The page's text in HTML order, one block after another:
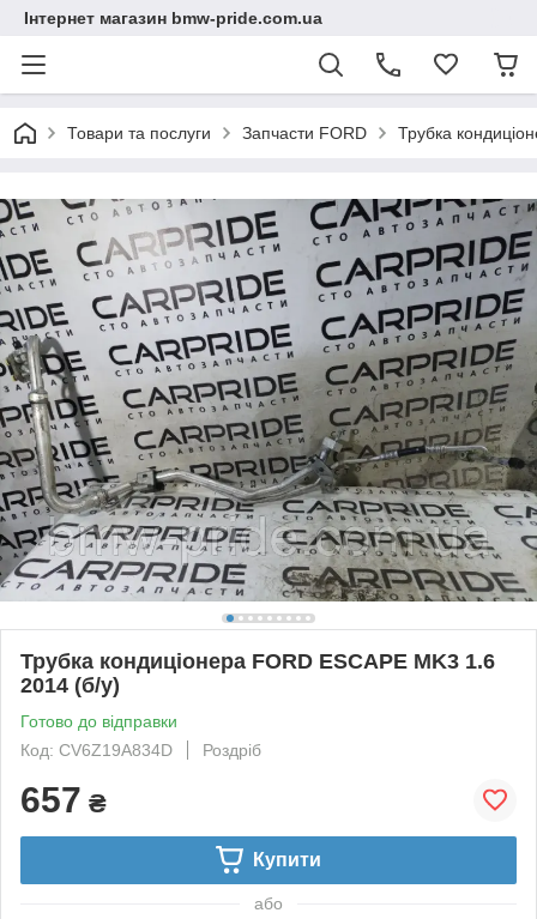
Інтернет магазин bmw-pride.com.ua
Товари та послуги Запчасти FORD Трубка
Трубка кондиціонера FORD ESCAPE MK3 1.6
2014 (б/у)
Готово до відправки
Код: CV6Z19A834D
Роздріб
657 ₴
Купити
або